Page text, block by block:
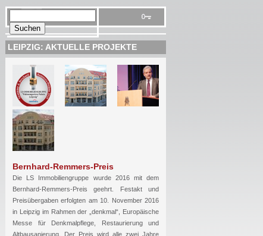
LEIPZIG: AKTUELLE PROJEKTE
Bernhard-Remmers-Preis
Die LS Immobiliengruppe wurde 2016 mit dem
Bernhard-Remmers-Preis geehrt. Festakt und
Preisübergaben erfolgten am 10. November 2016
in Leipzig im Rahmen der „denkmal“, Europäische
Messe für Denkmalpflege, Restaurierung und
Altbausanierung. Der Preis wird alle zwei Jahre